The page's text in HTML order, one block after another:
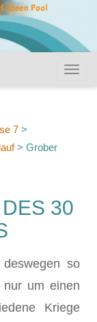
7 >
> Grober
30
so
nur um einen
Kriege